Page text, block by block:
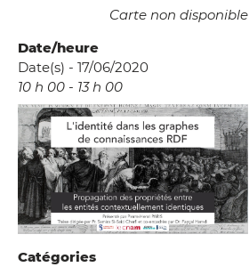
Carte non disponible
Date/heure
Date(s) - 17/06/2020
10 h 00 - 13 h 00
Catégories